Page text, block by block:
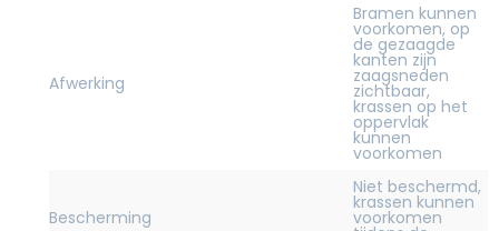
Afwerking
Bramen kunnen
voorkomen, op
de gezaagde
kanten zijn
zaagsneden
zichtbaar,
krassen op het
oppervlak
kunnen
voorkomen
Bescherming
Niet beschermd,
krassen kunnen
voorkomen